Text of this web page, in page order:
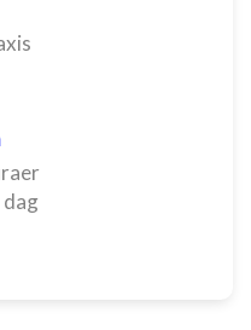
dag